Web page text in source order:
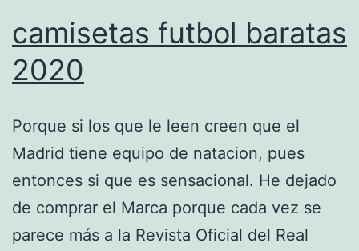
camisetas futbol baratas
2020
Porque si los que le leen creen que el
Madrid tiene equipo de natacion, pues
entonces si que es sensacional. He dejado
de comprar el Marca porque cada vez se
parece más a la Revista Oficial del Real